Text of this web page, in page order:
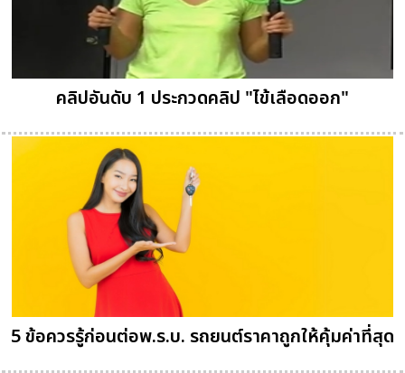
คลิปอันดับ 1 ประกวดคลิป "ไข้เลือดออก"
5 ข้อควรรู้ก่อนต่อพ.ร.บ. รถยนต์ราคาถูกให้คุ้มค่าที่สุด